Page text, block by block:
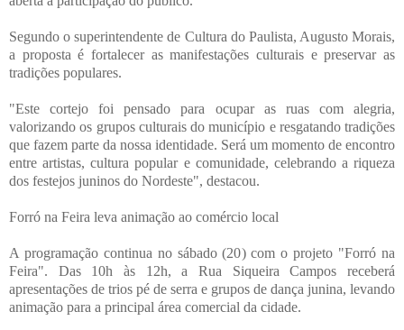
Segundo o superintendente de Cultura do Paulista, Augusto Morais,
a proposta é fortalecer as manifestações culturais e preservar as
tradições populares.
"Este cortejo foi pensado para ocupar as ruas com alegria,
valorizando os grupos culturais do município e resgatando tradições
que fazem parte da nossa identidade. Será um momento de encontro
entre artistas, cultura popular e comunidade, celebrando a riqueza
dos festejos juninos do Nordeste", destacou.
Forró na Feira leva animação ao comércio local
A programação continua no sábado (20) com o projeto "Forró na
Feira". Das 10h às 12h, a Rua Siqueira Campos receberá
apresentações de trios pé de serra e grupos de dança junina, levando
animação para a principal área comercial da cidade.